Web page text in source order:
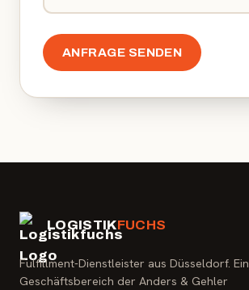
ANFRAGE SENDEN
LOGISTIKFUCHS
Fulfillment-Dienstleister aus Düsseldorf. Ein
Geschäftsbereich der Anders & Gehler